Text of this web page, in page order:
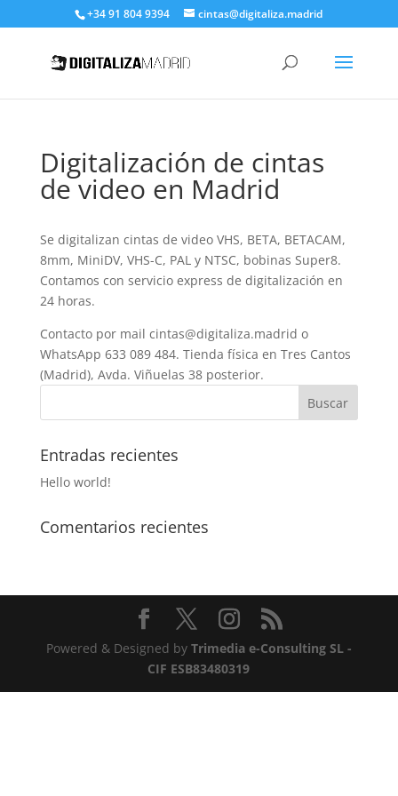
+34 91 804 9394 cintas@digitaliza.madrid
Digitalización de cintas
de video en Madrid
Se digitalizan cintas de video VHS, BETA, BETACAM,
8mm, MiniDV, VHS-C, PAL y NTSC, bobinas Super8.
Contamos con servicio express de digitalización en
24 horas.
Contacto por mail cintas@digitaliza.madrid o
WhatsApp 633 089 484. Tienda física en Tres Cantos
(Madrid), Avda. Viñuelas 38 posterior.
Entradas recientes
Hello world!
Comentarios recientes
Powered & Designed by Trimedia e-Consulting SL -
CIF ESB83480319